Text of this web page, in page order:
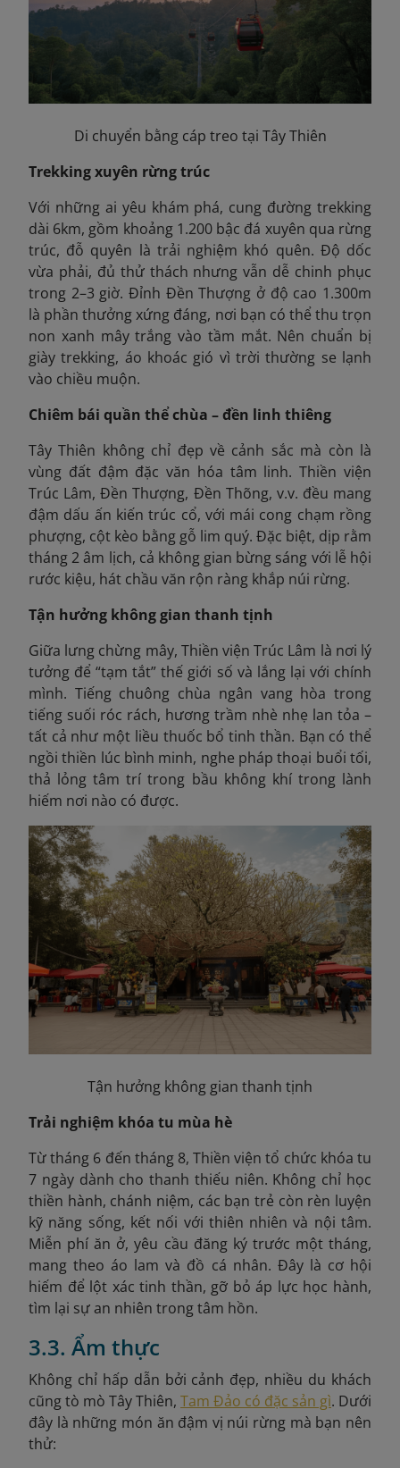
Di chuyển bằng cáp treo tại Tây Thiên
Trekking xuyên rừng trúc
Với những ai yêu khám phá, cung đường trekking
dài 6km, gồm khoảng 1.200 bậc đá xuyên qua rừng
trúc, đỗ quyên là trải nghiệm khó quên. Độ dốc
vừa phải, đủ thử thách nhưng vẫn dễ chinh phục
trong 2–3 giờ. Đỉnh Đền Thượng ở độ cao 1.300m
là phần thưởng xứng đáng, nơi bạn có thể thu trọn
non xanh mây trắng vào tầm mắt. Nên chuẩn bị
giày trekking, áo khoác gió vì trời thường se lạnh
vào chiều muộn.
Chiêm bái quần thể chùa – đền linh thiêng
Tây Thiên không chỉ đẹp về cảnh sắc mà còn là
vùng đất đậm đặc văn hóa tâm linh. Thiền viện
Trúc Lâm, Đền Thượng, Đền Thõng, v.v. đều mang
đậm dấu ấn kiến trúc cổ, với mái cong chạm rồng
phượng, cột kèo bằng gỗ lim quý. Đặc biệt, dịp rằm
tháng 2 âm lịch, cả không gian bừng sáng với lễ hội
rước kiệu, hát chầu văn rộn ràng khắp núi rừng.
Tận hưởng không gian thanh tịnh
Giữa lưng chừng mây, Thiền viện Trúc Lâm là nơi lý
tưởng để “tạm tắt” thế giới số và lắng lại với chính
mình. Tiếng chuông chùa ngân vang hòa trong
tiếng suối róc rách, hương trầm nhè nhẹ lan tỏa –
tất cả như một liều thuốc bổ tinh thần. Bạn có thể
ngồi thiền lúc bình minh, nghe pháp thoại buổi tối,
thả lỏng tâm trí trong bầu không khí trong lành
hiếm nơi nào có được.
Tận hưởng không gian thanh tịnh
Trải nghiệm khóa tu mùa hè
Từ tháng 6 đến tháng 8, Thiền viện tổ chức khóa tu
7 ngày dành cho thanh thiếu niên. Không chỉ học
thiền hành, chánh niệm, các bạn trẻ còn rèn luyện
kỹ năng sống, kết nối với thiên nhiên và nội tâm.
Miễn phí ăn ở, yêu cầu đăng ký trước một tháng,
mang theo áo lam và đồ cá nhân. Đây là cơ hội
hiếm để lột xác tinh thần, gỡ bỏ áp lực học hành,
tìm lại sự an nhiên trong tâm hồn.
3.3. Ẩm thực
Không chỉ hấp dẫn bởi cảnh đẹp, nhiều du khách
cũng tò mò Tây Thiên, Tam Đảo có đặc sản gì. Dưới
đây là những món ăn đậm vị núi rừng mà bạn nên
thử: